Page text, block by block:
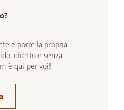
e porre la propria
diretto e senza
è qui per voi!